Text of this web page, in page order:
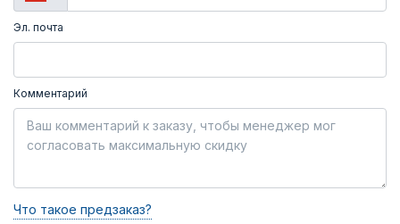
Эл. почта
Комментарий
Что такое предзаказ?